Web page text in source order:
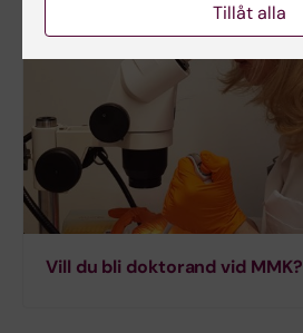
Vill du bli doktorand vid MMK?
Tillåt alla